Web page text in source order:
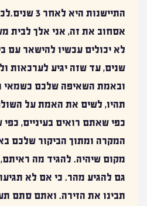
התיישנות
אסחוב את זה, אני אלך לבית
לא יכולים עכשיו להישאר עם
שנים, עד שזה יגיע לערכאות
ובאמת השאיפה שלכם כשמאי
תהיו, לשים את האמת על
כפי שאתם רואים בעיניים,
המקרה ומתוך הביקור שלכם
מקום שיהיה. להגיד מה
גם להגיע מהר. כי אם לא
תבינו את הזירה. ואתם סתם